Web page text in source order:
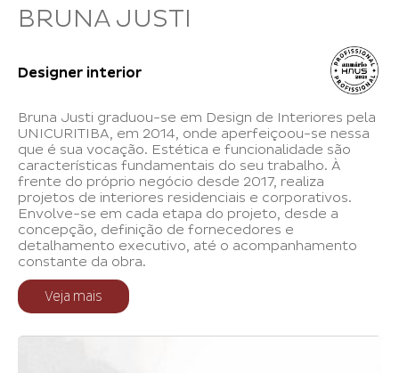
BRUNA JUSTI
Designer interior
Bruna Justi graduou-se em Design de Interiores pela
UNICURITIBA, em 2014, onde aperfeiçoou-se nessa
que é sua vocação. Estética e funcionalidade são
características fundamentais do seu trabalho. À
frente do próprio negócio desde 2017, realiza
projetos de interiores residenciais e corporativos.
Envolve-se em cada etapa do projeto, desde a
concepção, definição de fornecedores e
detalhamento executivo, até o acompanhamento
constante da obra.
Veja mais